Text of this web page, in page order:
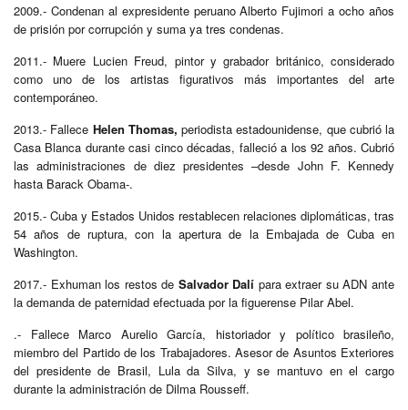
2009.- Condenan al expresidente peruano Alberto Fujimori a ocho años
de prisión por corrupción y suma ya tres condenas.
2011.- Muere Lucien Freud, pintor y grabador británico, considerado
como uno de los artistas figurativos más importantes del arte
contemporáneo.
2013.- Fallece Helen Thomas, periodista estadounidense, que cubrió la
Casa Blanca durante casi cinco décadas, falleció a los 92 años. Cubrió
las administraciones de diez presidentes –desde John F. Kennedy
hasta Barack Obama-.
2015.- Cuba y Estados Unidos restablecen relaciones diplomáticas, tras
54 años de ruptura, con la apertura de la Embajada de Cuba en
Washington.
2017.- Exhuman los restos de Salvador Dalí para extraer su ADN ante
la demanda de paternidad efectuada por la figuerense Pilar Abel.
.- Fallece Marco Aurelio García, historiador y político brasileño,
miembro del Partido de los Trabajadores. Asesor de Asuntos Exteriores
del presidente de Brasil, Lula da Silva, y se mantuvo en el cargo
durante la administración de Dilma Rousseff.